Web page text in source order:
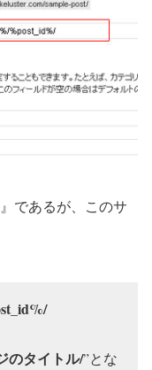
であるが、このサ
のタイトル/”とな